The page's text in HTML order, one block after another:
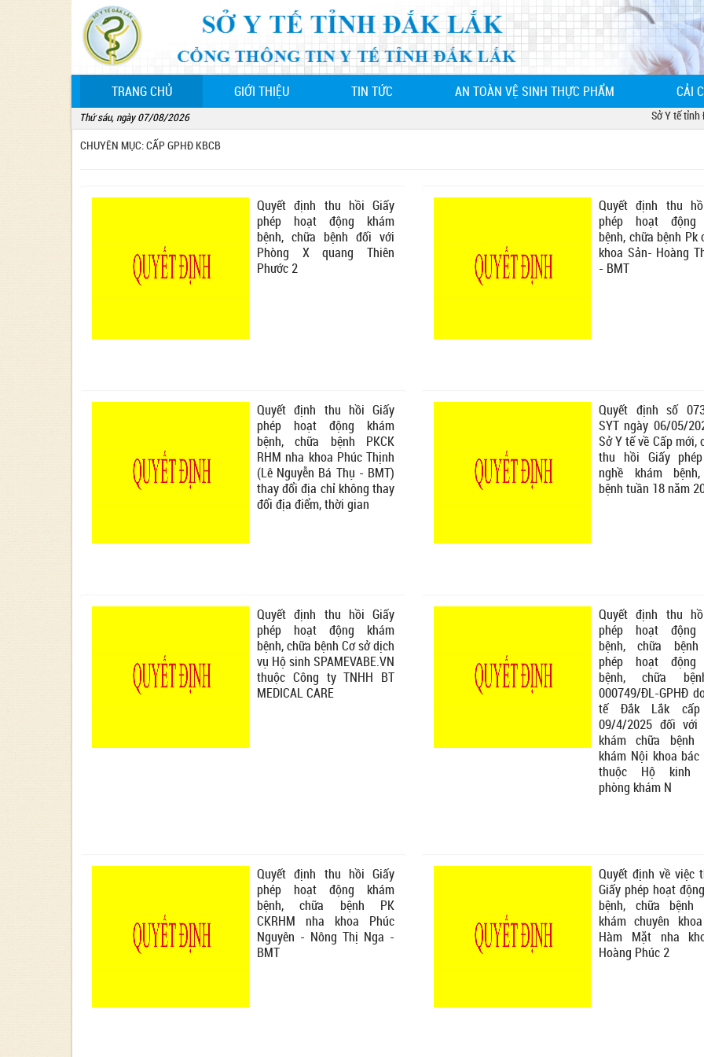
TRANG CHỦ(CURRENT) GIỚI THIỆU TIN TỨC AN TOÀN VỆ SINH THỰC PHẨM CẢI
Thứ sáu, ngày 07/08/2026
Sở Y tế tỉnh
CHUYÊN MỤC: CẤP GPHĐ KBCB
Quyết định thu hồi Giấy
phép hoạt động khám
bệnh, chữa bệnh đối với
Phòng X quang Thiên
Phước 2
Quyết định thu
phép hoạt động
bệnh, chữa bệnh Pk
khoa Sản- Hoàng
- BMT
Quyết định thu hồi Giấy
phép hoạt động khám
bệnh, chữa bệnh PKCK
RHM nha khoa Phúc Thịnh
(Lê Nguyễn Bá Thụ - BMT)
thay đổi địa chỉ không thay
đổi địa điểm, thời gian
Quyết định số
SYT ngày 06/05/
Sở Y tế về Cấp mới,
thu hồi Giấy
nghề khám
bệnh tuần 18 năm
Quyết định thu hồi Giấy
phép hoạt động khám
bệnh, chữa bệnh Cơ sở dịch
vụ Hộ sinh SPAMEVABE.VN
thuộc Công ty TNHH BT
MEDICAL CARE
Quyết định thu
phép hoạt động
bệnh, chữa bệnh
phép hoạt động
bệnh, chữa
000749/ĐL-GPHĐ
tế Đắk Lắk cấp
09/4/2025 đối
khám chữa bệnh
khám Nội khoa
thuộc Hộ kinh
phòng khám N
Quyết định thu hồi Giấy
phép hoạt động khám
bệnh, chữa bệnh PK
CKRHM nha khoa Phúc
Nguyên - Nông Thị Nga -
BMT
Quyết định về việc
Giấy phép hoạt
bệnh, chữa bệnh
khám chuyên
Hàm Mặt nha
Hoàng Phúc 2